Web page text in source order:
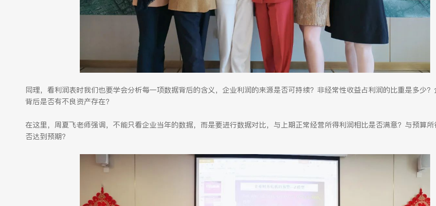
同理，看利润表时我们也要学会分析每一项数据背后的含义，企业利润的来源是否可持续？非经常性收益占利润的比重是多少
背后是否有不良资产存在？
在这里，周夏飞老师强调，不能只看企业当年的数据，而是要进行数据对比，与上期正常经营所得利润相比是否满意？与预算
否达到预期？